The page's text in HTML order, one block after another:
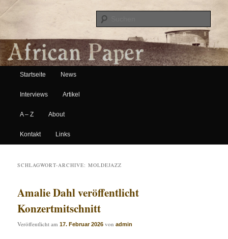
African Paper
Hauptmenü
Zum Inhalt wechseln
Zum sekundären Inhalt wechseln
Startseite News
Interviews Artikel
A – Z About
Kontakt Links
SCHLAGWORT-ARCHIVE:MOLDEJAZZ
Amalie Dahl veröffentlicht
Konzertmitschnitt
Veröffentlicht am17. Februar 2026 vonadmin